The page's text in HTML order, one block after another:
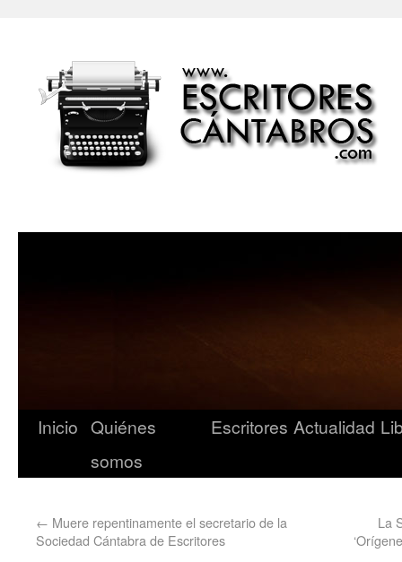
Inicio Quiénes
somos
Escritores Actualidad
← Muere repentinamente el secretario de la
Sociedad Cántabra de Escritores
La